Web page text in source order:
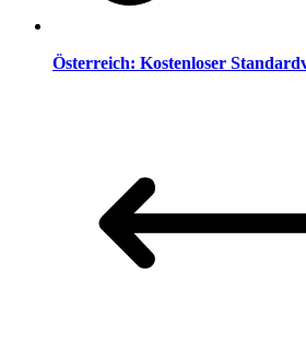
Österreich: Kostenloser